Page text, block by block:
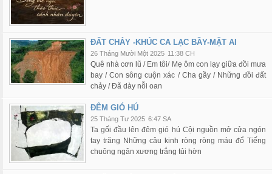
ĐẤT CHẢY -KHÚC CA LẠC BẦY-MẶT AI
26 Tháng Mười Một 2025 11:38 CH
Quê nhà cơn lũ / Em tôi/ Mẹ ôm con lạy giữa đồi mưa
bay / Con sông cuộn xác / Cha gầy / Những đồi đất
chảy / Đã dày nỗi oan
ĐÊM GIÓ HÚ
25 Tháng Tư 2025 6:47 SA
Ta gối đầu lên đêm gió hú Cội nguồn mở cửa ngón
tay trăng Những câu kinh ròng ròng máu đổ Tiếng
chuông ngân xương trắng tủi hờn